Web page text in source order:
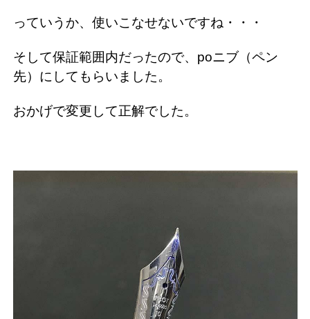
っていうか、使いこなせないですね・・・
そして保証範囲内だったので、poニブ（ペン
先）にしてもらいました。
おかげで変更して正解でした。